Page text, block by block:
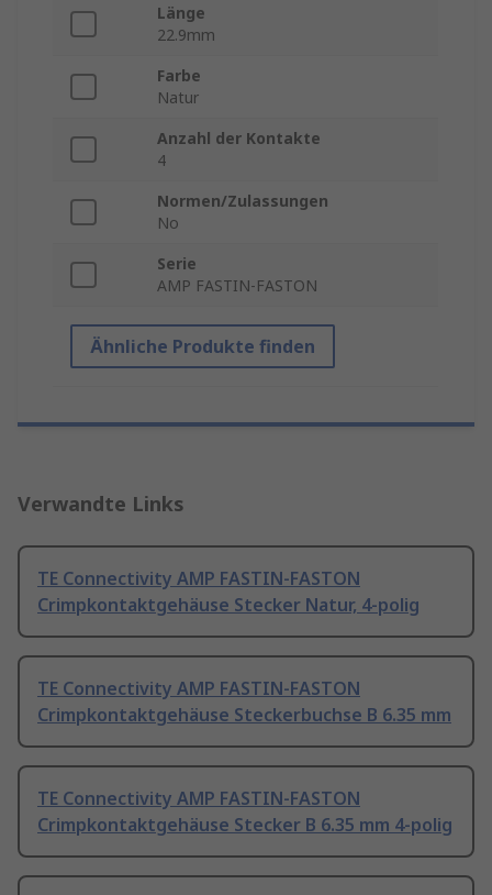
Länge
22.9mm
Farbe
Natur
Anzahl der Kontakte
4
Normen/Zulassungen
No
Serie
AMP FASTIN-FASTON
Ähnliche Produkte finden
Verwandte Links
TE Connectivity AMP FASTIN-FASTON
Crimpkontaktgehäuse Stecker Natur, 4-polig
TE Connectivity AMP FASTIN-FASTON
Crimpkontaktgehäuse Steckerbuchse B 6.35 mm
TE Connectivity AMP FASTIN-FASTON
Crimpkontaktgehäuse Stecker B 6.35 mm 4-polig